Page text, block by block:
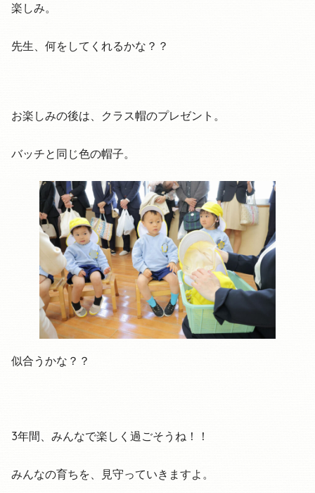
楽しみ。
先生、何をしてくれるかな？？
お楽しみの後は、クラス帽のプレゼント。
バッチと同じ色の帽子。
似合うかな？？
3年間、みんなで楽しく過ごそうね！！
みんなの育ちを、見守っていきますよ。